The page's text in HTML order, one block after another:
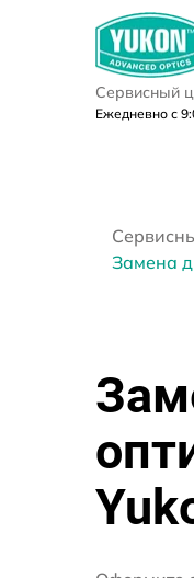
Сервисный
Ежедневно с
Замена